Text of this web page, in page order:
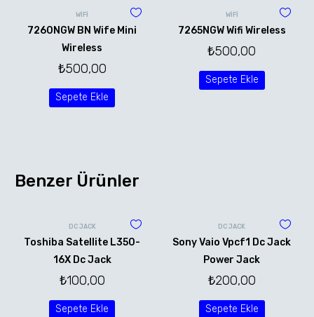
WİFİ
7260NGW BN Wife Mini
Wireless
₺500,00
Sepete Ekle
WİFİ
7265NGW Wifi Wireless
₺500,00
Sepete Ekle
Benzer Ürünler
DC JACK
Toshiba Satellite L350-
16X Dc Jack
₺100,00
Sepete Ekle
DC JACK
Sony Vaio Vpcf1 Dc Jack
Power Jack
₺200,00
Sepete Ekle